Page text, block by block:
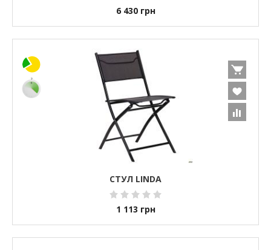
6 430 грн
СТУЛ LINDA
1 113 грн